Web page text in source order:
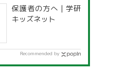
保護者の方へ | 学研
キッズネット
Recommended by